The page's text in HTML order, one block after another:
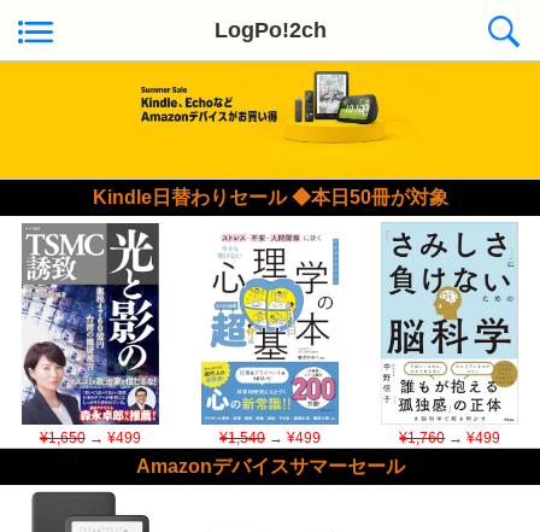
LogPo!2ch
Kindle日替わりセール ◆本日50冊が対象
¥1,650→ ¥499 ¥1,540→ ¥499 ¥1,760→ ¥499
Amazonデバイスサマーセール